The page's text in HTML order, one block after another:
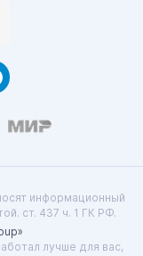
информационный
ст. 437 ч. 1 ГК РФ.
лучше для вас,